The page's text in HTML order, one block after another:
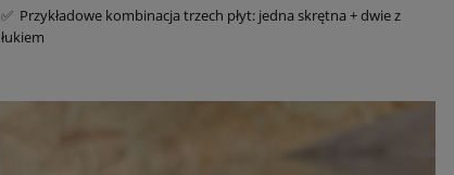
✅ Przykładowe kombinacja trzech płyt: jedna skrętna + dwie z
łukiem